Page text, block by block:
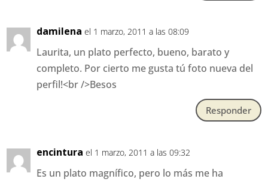
damilena el 1 marzo, 2011 a las 08:09
Laurita, un plato perfecto, bueno, barato y
completo. Por cierto me gusta tú foto nueva del
perfil!<br />Besos
Responder
encintura el 1 marzo, 2011 a las 09:32
Es un plato magnífico, pero lo más me ha